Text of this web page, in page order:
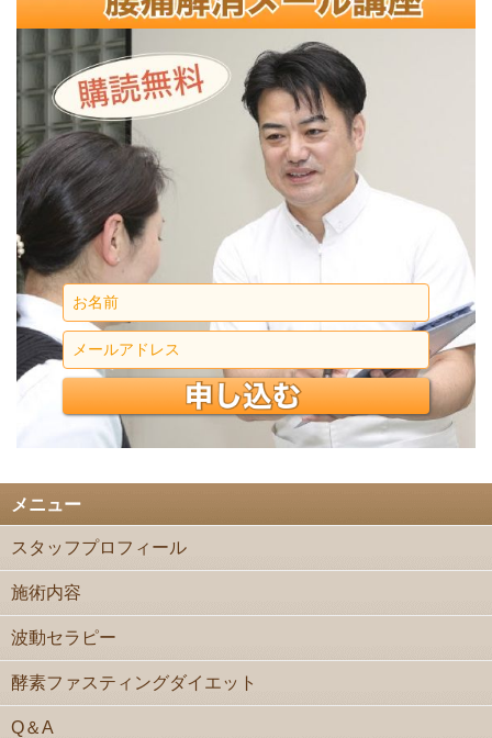
メニュー
スタッフプロフィール
施術内容
波動セラピー
酵素ファスティングダイエット
Q＆A